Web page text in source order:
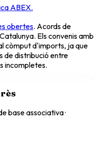
ABEX.
obertes. Acords de
Els convenis amb
còmput d'imports, ja que
de distribució entre
incompletes.
base associativa·